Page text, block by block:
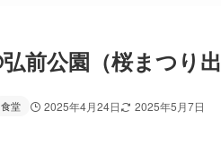
前公園（桜まつり
食堂 2025年4月24日 2025年5月7日